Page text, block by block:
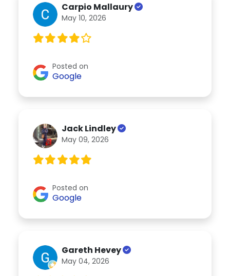
Carpio Mallaury
May 10, 2026
Posted on
Google
Jack Lindley
May 09, 2026
Posted on
Google
Gareth Hevey
May 04, 2026